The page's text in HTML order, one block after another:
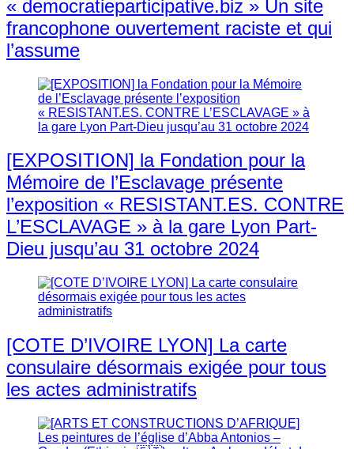
« democratieparticipative.biz » Un site
francophone ouvertement raciste et qui
l’assume
[EXPOSITION] la Fondation pour la
Mémoire de l’Esclavage présente
l’exposition « RESISTANT.ES. CONTRE
L’ESCLAVAGE » à la gare Lyon Part-
Dieu jusqu’au 31 octobre 2024
[COTE D’IVOIRE LYON] La carte
consulaire désormais exigée pour tous
les actes administratifs